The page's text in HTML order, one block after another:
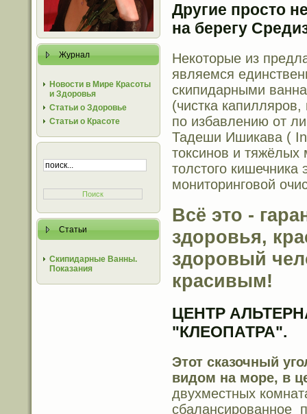
Журнал
Новости в Мире Красоты
и Здоровья
Статьи о Здоровье
Статьи о Красоте
Статьи
Скипидарные Ванны.
Показания
Другие просто
на берегу
Некоторые из
являемся
скипидарными
(чистка
по избавлению от
Тадеши Ишикава (
токсинов и тяжёлых
толстого
мониторинговой
Всё это -
здоровья,
здоровый
красивым!
ЦЕНТР
"КЛЕОПАТРА".
Этот сказочный
видом на море, в
двухместных
сбалансированное